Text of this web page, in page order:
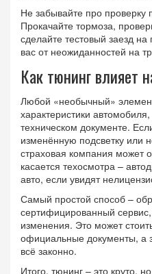
Не забывайте про
Прокачайте тормоза,
сделайте тестовый заезд
вас от неожиданностей на
Как тюнинг влияет
Любой «необычный»
характеристики
техническом документе.
изменённую подсветку или
страховая компания может
касается техосмотра –
авто, если увидят
Самый простой способ –
сертифицированный
изменения. Это может
официальные документы, а
всё законно.
Итого, тюнинг – это круто,